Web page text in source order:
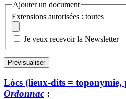
Ajouter un document
Extensions autorisées : toutes
Je veux recevoir la Newsletter
Lòcs (lieux-dits = toponymie,
Ordonnac :